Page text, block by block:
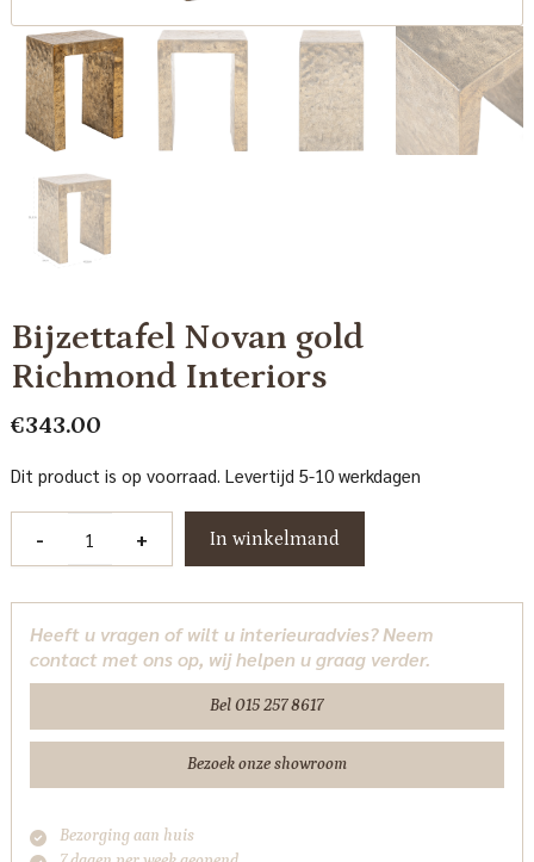
Bijzettafel Novan gold
Richmond Interiors
€343.00
Dit product is op voorraad. Levertijd 5-10 werkdagen
-
Richmond
Interiors
aantal
+ In winkelmand
Heeft u vragen of wilt u interieuradvies? Neem
contact met ons op, wij helpen u graag verder.
Bel 015 257 8617
Bezoek onze showroom
Bezorging aan huis